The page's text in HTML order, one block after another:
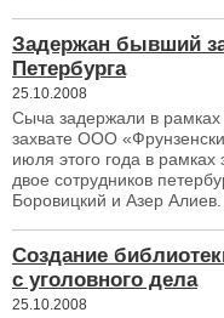
Задержан бывший
Петербурга
25.10.2008
Сыча задержали в рамках
захвате ООО
июля этого года в
двое сотрудников
Боровицкий и Азер Алиев.
Создание
с уголовного дела
25.10.2008